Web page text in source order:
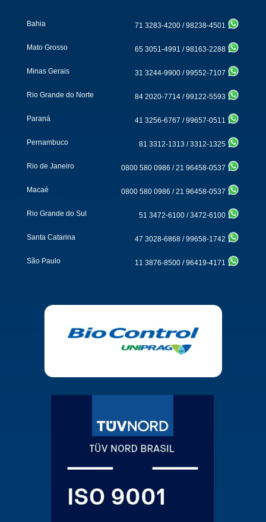
Bahia 71 3283-4200 /98238-4501
Mato Grosso 65 3051-4991 /98163-2288
Minas Gerais 31 3244-9900 /99552-7107
Rio Grande do Norte 84 2020-7714 /99122-5593
Paraná 41 3256-6767 /99657-0511
Pernambuco 81 3312-1313 /3312-1325
Rio de Janeiro 0800 580 0986 /21 96458-0537
Macaé 0800 580 0986 /21 96458-0537
Rio Grande do Sul 51 3472-6100 /3472-6100
Santa Catarina 47 3028-6868 /99658-1742
São Paulo 11 3876-8500 /96419-4171